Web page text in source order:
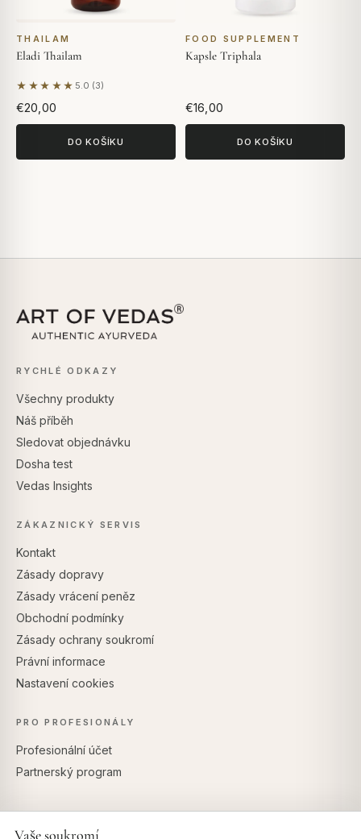
THAILAM
Eladi Thailam
★★★★★ 5.0 (3)
Na základě 3 hodnocení
€20,00
DO KOŠÍKU
FOOD SUPPLEMENT
Kapsle Triphala
€16,00
DO KOŠÍKU
RYCHLÉ ODKAZY
Všechny produkty
Náš příběh
Sledovat objednávku
Dosha test
Vedas Insights
ZÁKAZNICKÝ SERVIS
Kontakt
Zásady dopravy
Zásady vrácení peněz
Obchodní podmínky
Zásady ochrany soukromí
Právní informace
Nastavení cookies
PRO PROFESIONÁLY
Profesionální účet
Partnerský program
Vaše soukromí